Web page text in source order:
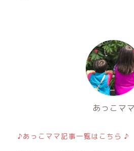
あっこママ
♪あっこママ記事一覧はこちら ♪